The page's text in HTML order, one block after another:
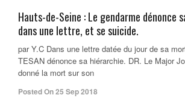
Hauts-de-Seine : Le gendarme dénonce
dans une lettre, et se suicide.
par Y.C Dans une lettre datée du jour de sa
TESAN dénonce sa hiérarchie. DR. Le Major
donné la mort sur son
Posted On 25 Sep 2018